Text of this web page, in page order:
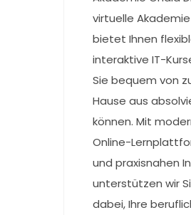
virtuelle
bietet Ihnen
interaktive IT-
Sie bequem von
Hause aus
können. Mit
Online-
und praxisnahen
unterstützen wir
dabei, Ihre